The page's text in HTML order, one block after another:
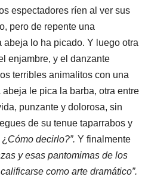
espectadores ríen al ver sus
pero de repente una
lo ha picado. Y luego otra
enjambre, y el danzante
terribles animalitos con una
le pica la barba, otra entre
punzante y dolorosa, sin
de su tenue taparrabos y
Cómo decirlo?”. Y finalmente
y esas pantomimas de los
como arte dramático”.